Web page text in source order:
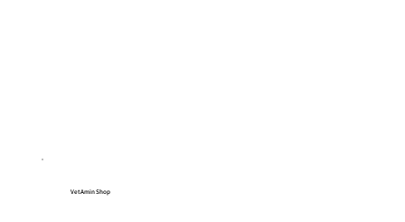
VetAmin Shop